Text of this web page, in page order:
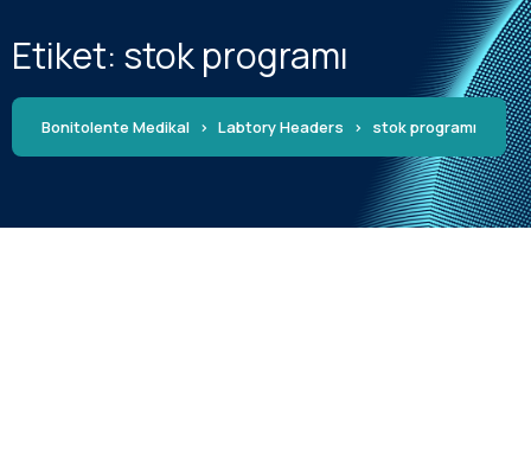
Etiket: stok programı
Bonitolente Medikal > Labtory Headers > stok programı